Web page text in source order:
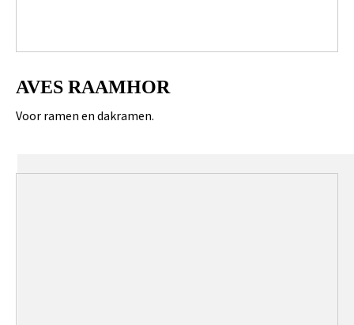
AVES RAAMHOR
Voor ramen en dakramen.